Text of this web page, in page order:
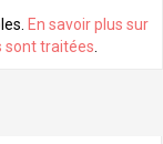
En savoir plus sur
sont traitées